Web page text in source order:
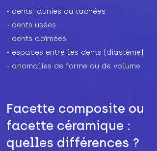
- dents jaunies ou tachées
- dents usées
- dents abîmées
- espaces entre les dents (diastème)
- anomalies de forme ou de volume
Facette composite ou
facette céramique :
quelles différences ?